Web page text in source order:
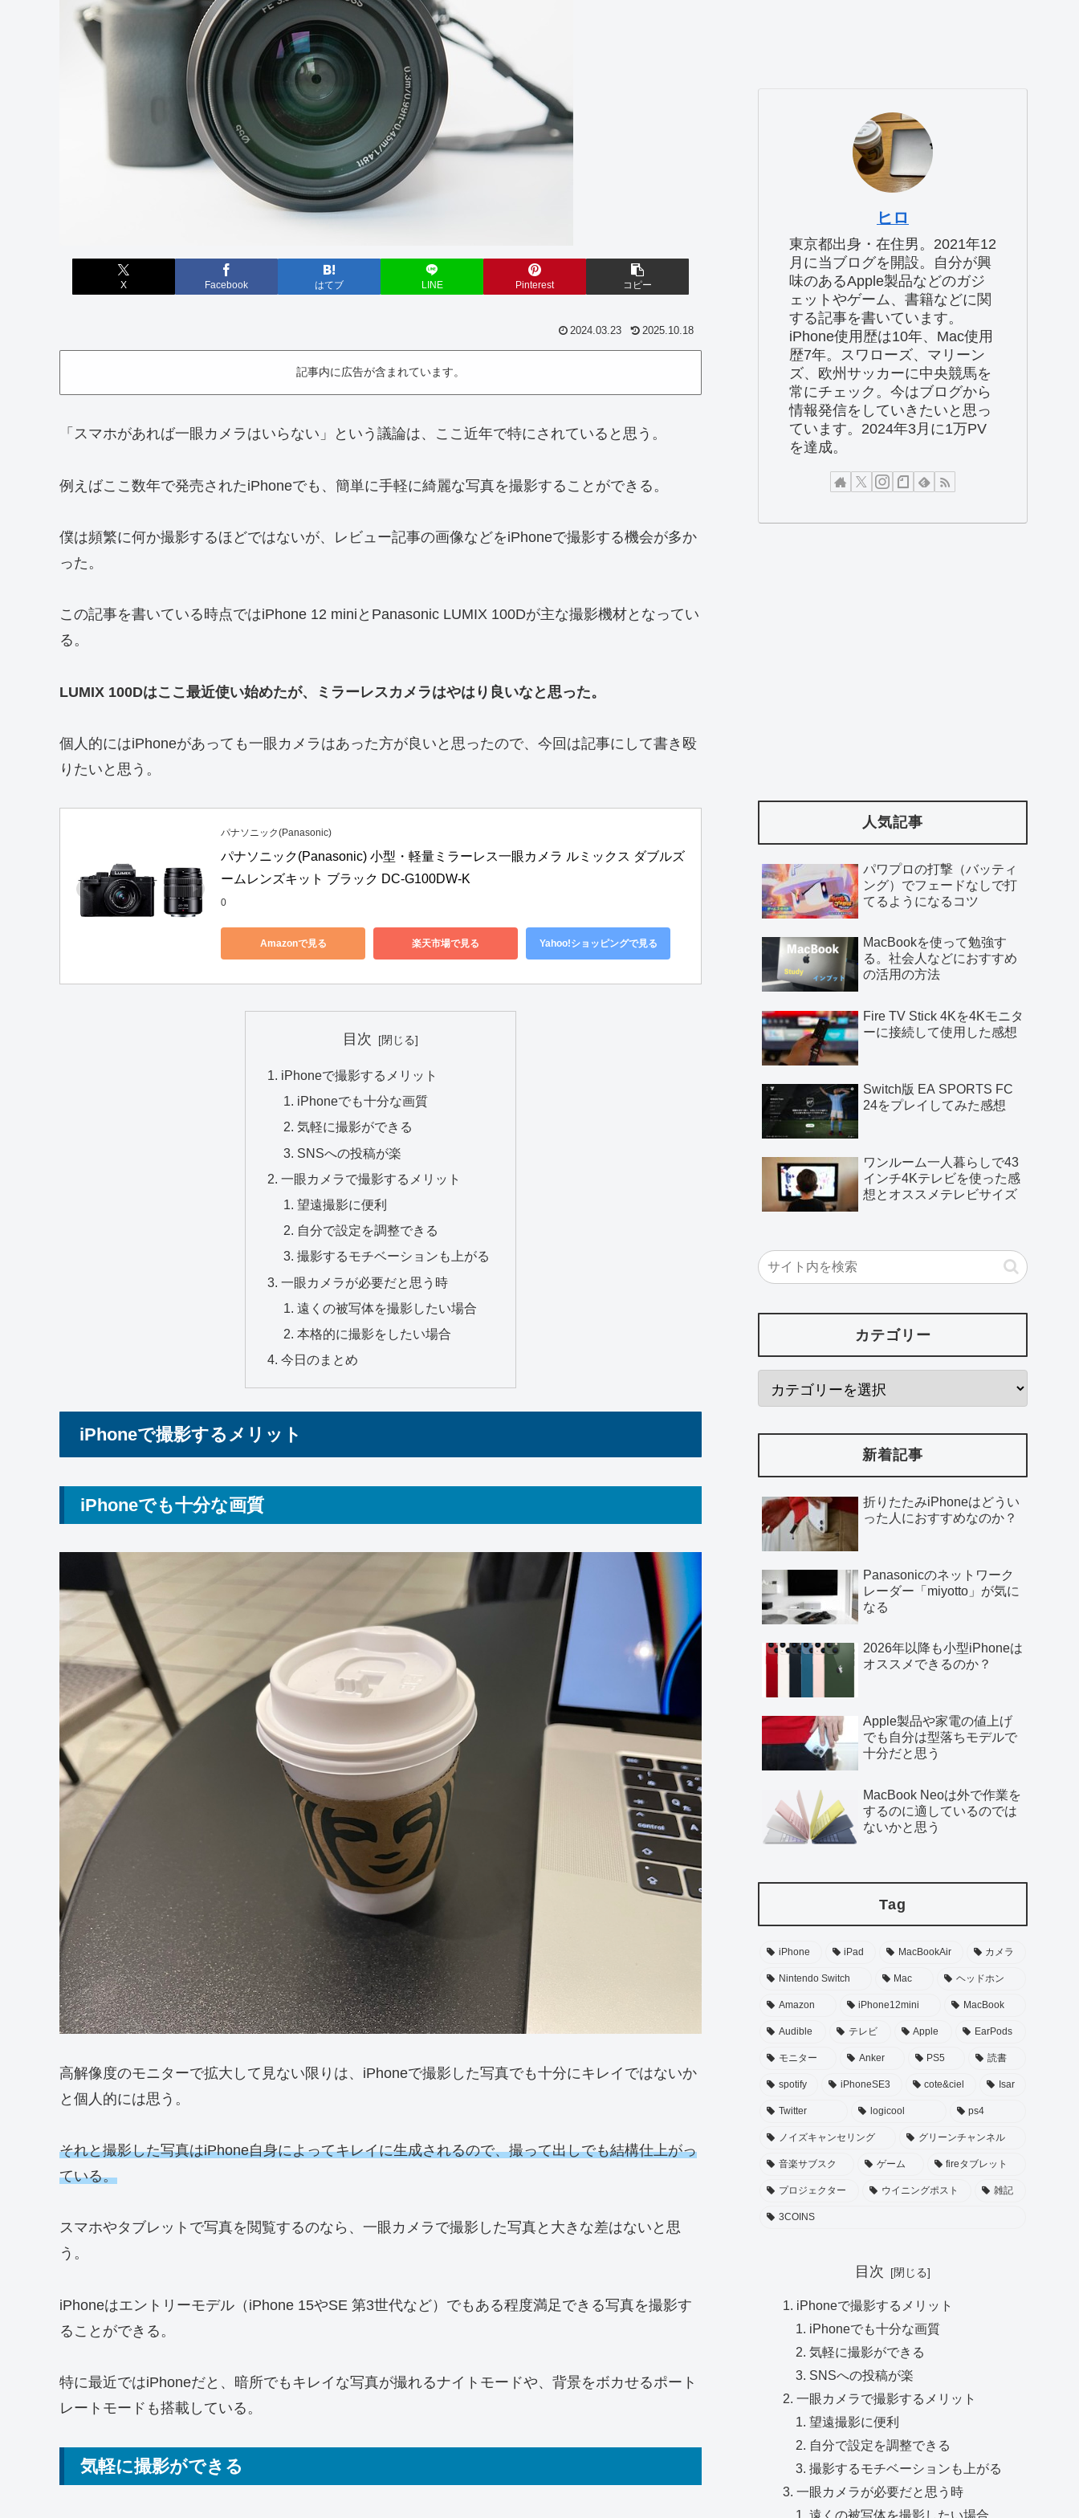
X Facebook はてブ LINE Pinterest コピー
2024.03.23 2025.10.18
記事内に広告が含まれています。
「スマホがあれば一眼カメラはいらない」という議論は、ここ近年で特にされていると思う。
例えばここ数年で発売されたiPhoneでも、簡単に手軽に綺麗な写真を撮影することができる。
僕は頻繁に何か撮影するほどではないが、レビュー記事の画像などをiPhoneで撮影する機会が多か
った。
この記事を書いている時点ではiPhone 12 miniとPanasonic LUMIX 100Dが主な撮影機材となってい
る。
LUMIX 100Dはここ最近使い始めたが、ミラーレスカメラはやはり良いなと思った。
個人的にはiPhoneがあっても一眼カメラはあった方が良いと思ったので、今回は記事にして書き殴
りたいと思う。
パナソニック(Panasonic)
パナソニック(Panasonic) 小型・軽量ミラーレス一眼カメラ ルミックス ダブルズ
ームレンズキット ブラック DC-G100DW-K
0
Amazonで見る 楽天市場で見る Yahoo!ショッピングで見る
目次
iPhoneで撮影するメリット
iPhoneでも十分な画質
気軽に撮影ができる
SNSへの投稿が楽
一眼カメラで撮影するメリット
望遠撮影に便利
自分で設定を調整できる
撮影するモチベーションも上がる
一眼カメラが必要だと思う時
遠くの被写体を撮影したい場合
本格的に撮影をしたい場合
今日のまとめ
iPhoneで撮影するメリット
iPhoneでも十分な画質
高解像度のモニターで拡大して見ない限りは、iPhoneで撮影した写真でも十分にキレイではないか
と個人的には思う。
それと撮影した写真はiPhone自身によってキレイに生成されるので、撮って出しでも結構仕上がっ
ている。
スマホやタブレットで写真を閲覧するのなら、一眼カメラで撮影した写真と大きな差はないと思
う。
iPhoneはエントリーモデル（iPhone 15やSE 第3世代など）でもある程度満足できる写真を撮影す
ることができる。
特に最近ではiPhoneだと、暗所でもキレイな写真が撮れるナイトモードや、背景をボカせるポート
レートモードも搭載している。
気軽に撮影ができる
ヒロ
東京都出身・在住男。2021年12
月に当ブログを開設。自分が興
味のあるApple製品などのガジ
ェットやゲーム、書籍などに関
する記事を書いています。
iPhone使用歴は10年、Mac使用
歴7年。スワローズ、マリーン
ズ、欧州サッカーに中央競馬を
常にチェック。今はブログから
情報発信をしていきたいと思っ
ています。2024年3月に1万PV
を達成。
人気記事
パワプロの打撃（バッティ
ング）でフェードなしで打
てるようになるコツ
MacBookを使って勉強す
る。社会人などにおすすめ
の活用の方法
Fire TV Stick 4Kを4Kモニタ
ーに接続して使用した感想
Switch版 EA SPORTS FC
24をプレイしてみた感想
ワンルーム一人暮らしで43
インチ4Kテレビを使った感
想とオススメテレビサイズ
カテゴリー
新着記事
折りたたみiPhoneはどうい
った人におすすめなのか？
Panasonicのネットワーク
レーダー「miyotto」が気に
なる
2026年以降も小型iPhoneは
オススメできるのか？
Apple製品や家電の値上げ
でも自分は型落ちモデルで
十分だと思う
MacBook Neoは外で作業を
するのに適しているのでは
ないかと思う
Tag
iPhone iPad MacBookAir カメラ
Nintendo Switch Mac ヘッドホン
Amazon iPhone12mini MacBook
Audible テレビ Apple EarPods
モニター Anker PS5 読書
spotify iPhoneSE3 cote&ciel Isar
Twitter logicool ps4
ノイズキャンセリング グリーンチャンネル
音楽サブスク ゲーム fireタブレット
プロジェクター ウイニングポスト 雑記
3COINS
目次
iPhoneで撮影するメリット
iPhoneでも十分な画質
気軽に撮影ができる
SNSへの投稿が楽
一眼カメラで撮影するメリット
望遠撮影に便利
自分で設定を調整できる
撮影するモチベーションも上がる
一眼カメラが必要だと思う時
遠くの被写体を撮影したい場合